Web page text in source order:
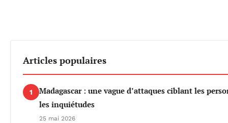
Articles populaires
1
Madagascar : une vague d’attaques ciblant les
les inquiétudes
25 mai 2026